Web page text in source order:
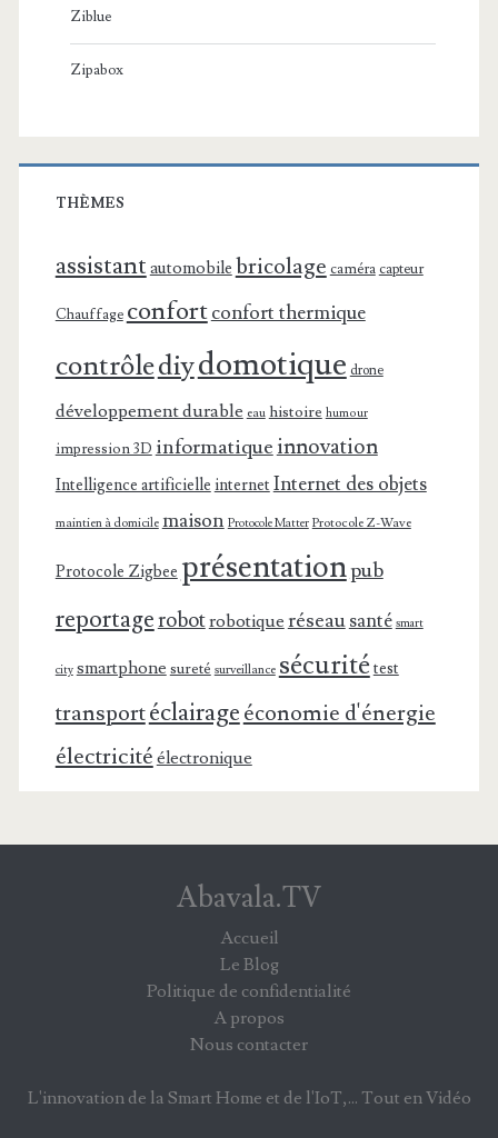
Ziblue
Zipabox
THÈMES
assistant automobile bricolage caméra capteur
Chauffage confortconfort thermique
contrôlediydomotique drone
développement durable eau histoire humour
impression 3D informatiqueinnovation
Intelligence artificielle internet Internet des objets
maintien à domicile maison Protocole Matter Protocole Z-Wave
Protocole Zigbee présentationpub
reportagerobotrobotique réseausanté smart
city smartphone sureté surveillance sécuritétest
transportéclairageéconomie d'énergie
électricité électronique
Abavala.TV
Accueil
Le Blog
Politique de confidentialité
A propos
Nous contacter
L'innovation de la Smart Home et de l'IoT,... Tout en Vidéo